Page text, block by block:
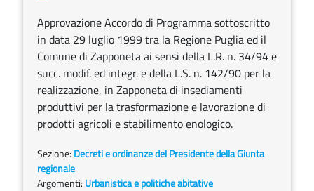
Approvazione Accordo di Programma sottoscritto
in data 29 luglio 1999 tra la Regione Puglia ed il
Comune di Zapponeta ai sensi della L.R. n. 34/94 e
succ. modif. ed integr. e della L.S. n. 142/90 per la
realizzazione, in Zapponeta di insediamenti
produttivi per la trasformazione e lavorazione di
prodotti agricoli e stabilimento enologico.
Sezione: Decreti e ordinanze del Presidente della Giunta
regionale
Argomenti: Urbanistica e politiche abitative